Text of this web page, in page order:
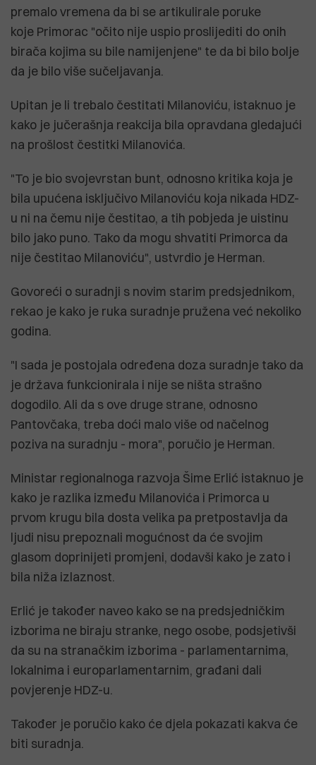
premalo vremena da bi se artikulirale poruke
koje Primorac "očito nije uspio proslijediti do onih
birača kojima su bile namijenjene" te da bi bilo bolje
da je bilo više sučeljavanja.
Upitan je li trebalo čestitati Milanoviću, istaknuo je
kako je jučerašnja reakcija bila opravdana gledajući
na prošlost čestitki Milanovića.
"To je bio svojevrstan bunt, odnosno kritika koja je
bila upućena isključivo Milanoviću koja nikada HDZ-
u ni na čemu nije čestitao, a tih pobjeda je uistinu
bilo jako puno. Tako da mogu shvatiti Primorca da
nije čestitao Milanoviću", ustvrdio je Herman.
Govoreći o suradnji s novim starim predsjednikom,
rekao je kako je ruka suradnje pružena već nekoliko
godina.
"I sada je postojala određena doza suradnje tako da
je država funkcionirala i nije se ništa strašno
dogodilo. Ali da s ove druge strane, odnosno
Pantovčaka, treba doći malo više od načelnog
poziva na suradnju - mora", poručio je Herman.
Ministar regionalnoga razvoja Šime Erlić istaknuo je
kako je razlika između Milanovića i Primorca u
prvom krugu bila dosta velika pa pretpostavlja da
ljudi nisu prepoznali mogućnost da će svojim
glasom doprinijeti promjeni, dodavši kako je zato i
bila niža izlaznost.
Erlić je također naveo kako se na predsjedničkim
izborima ne biraju stranke, nego osobe, podsjetivši
da su na stranačkim izborima - parlamentarnima,
lokalnima i europarlamentarnim, građani dali
povjerenje HDZ-u.
Također je poručio kako će djela pokazati kakva će
biti suradnja.